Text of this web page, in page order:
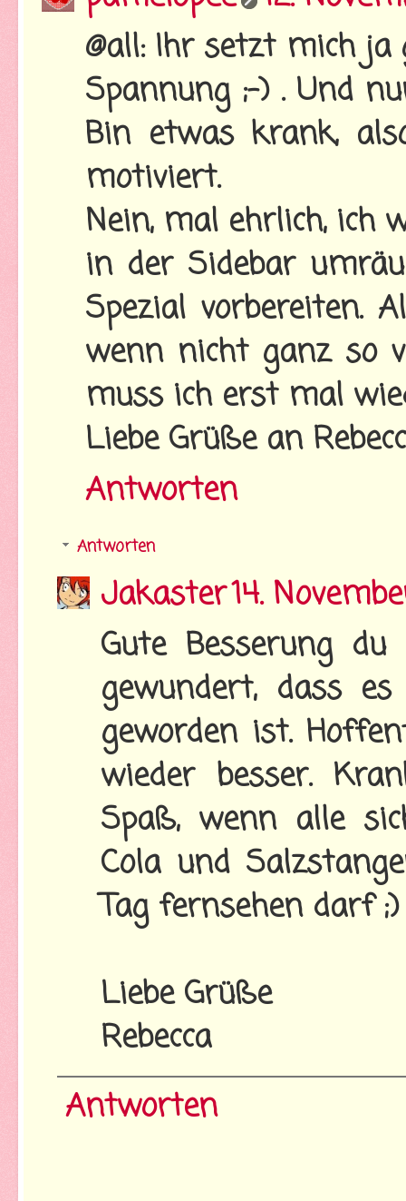
@all: Ihr setzt mich
Spannung ;-) . Und
Bin etwas krank,
motiviert.
Nein, mal ehrlich, ich
in der Sidebar
Spezial vorbereiten.
wenn nicht ganz so
muss ich erst mal
Liebe Grüße an
Antworten
Antworten
Jakaster14.
Gute Besserung
gewundert, dass
geworden ist.
wieder besser.
Spaß, wenn alle
Cola und
Tag fernsehen darf ;)
Liebe Grüße
Rebecca
Antworten